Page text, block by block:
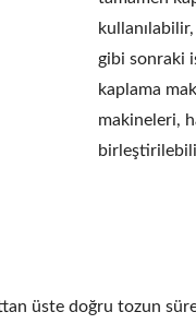
gibi sonraki
kaplama
makineleri,
üste doğru tozun